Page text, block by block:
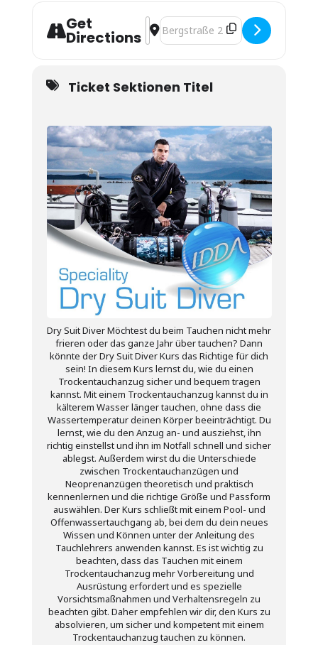
Get
Directions
Address - Trockentauch Specialty
Destination Address -
Ticket Sektionen Titel
Dry Suit Diver Möchtest du beim Tauchen nicht mehr
frieren oder das ganze Jahr über tauchen? Dann
könnte der Dry Suit Diver Kurs das Richtige für dich
sein! In diesem Kurs lernst du, wie du einen
Trockentauchanzug sicher und bequem tragen
kannst. Mit einem Trockentauchanzug kannst du in
kälterem Wasser länger tauchen, ohne dass die
Wassertemperatur deinen Körper beeinträchtigt. Du
lernst, wie du den Anzug an- und ausziehst, ihn
richtig einstellst und ihn im Notfall schnell und sicher
ablegst. Außerdem wirst du die Unterschiede
zwischen Trockentauchanzügen und
Neoprenanzügen theoretisch und praktisch
kennenlernen und die richtige Größe und Passform
auswählen. Der Kurs schließt mit einem Pool- und
Offenwassertauchgang ab, bei dem du dein neues
Wissen und Können unter der Anleitung des
Tauchlehrers anwenden kannst. Es ist wichtig zu
beachten, dass das Tauchen mit einem
Trockentauchanzug mehr Vorbereitung und
Ausrüstung erfordert und es spezielle
Vorsichtsmaßnahmen und Verhaltensregeln zu
beachten gibt. Daher empfehlen wir dir, den Kurs zu
absolvieren, um sicher und kompetent mit einem
Trockentauchanzug tauchen zu können.